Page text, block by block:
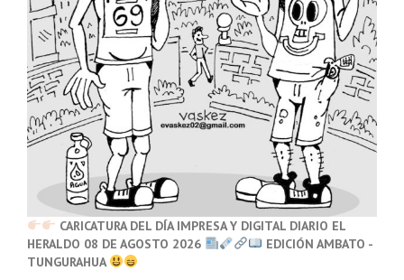
CARICATURA DEL DÍA IMPRESA Y DIGITAL DIARIO EL
HERALDO 08 DE AGOSTO 2026
EDICIÓN AMBATO -
TUNGURAHUA